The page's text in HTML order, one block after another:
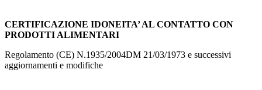
CERTIFICAZIONE IDONEITA’ AL CONTATTO CON
PRODOTTI ALIMENTARI
Regolamento (CE) N.1935/2004DM 21/03/1973 e successivi
aggiornamenti e modifiche